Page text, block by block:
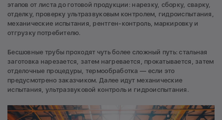
этапов от листа до готовой продукции: нарезку, сборку, сварку,
отделку, проверку ультразвуковым контролем, гидроиспытания,
механические испытания, рентген-контроль, маркировку и
отгрузку потребителю.
Бесшовные трубы проходят чуть более сложный путь: стальная
заготовка нарезается, затем нагревается, прокатывается, затем
отделочные процедуры, термообработка — если это
предусмотрено заказчиком. Далее идут механические
испытания, ультразвуковой контроль и гидроиспытания.